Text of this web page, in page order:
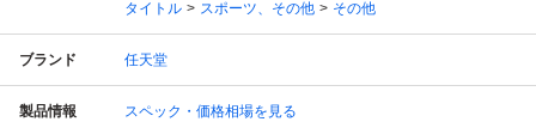
タイトル
スポーツ、その他 その他
ブランド 任天堂
製品情報 スペック・価格相場を見る